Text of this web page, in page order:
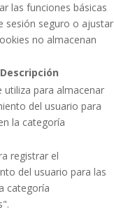
las funciones básicas
sesión seguro o ajustar
no almacenan
Descripción
utiliza para almacenar
del usuario para
la categoría
registrar el
del usuario para las
categoría